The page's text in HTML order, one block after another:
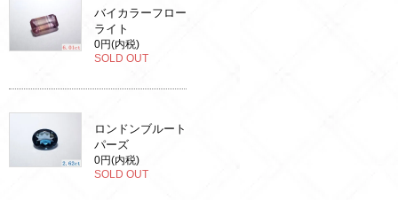
バイカラーフロー
ライト
0円(内税)
SOLD OUT
ロンドンブルート
パーズ
0円(内税)
SOLD OUT